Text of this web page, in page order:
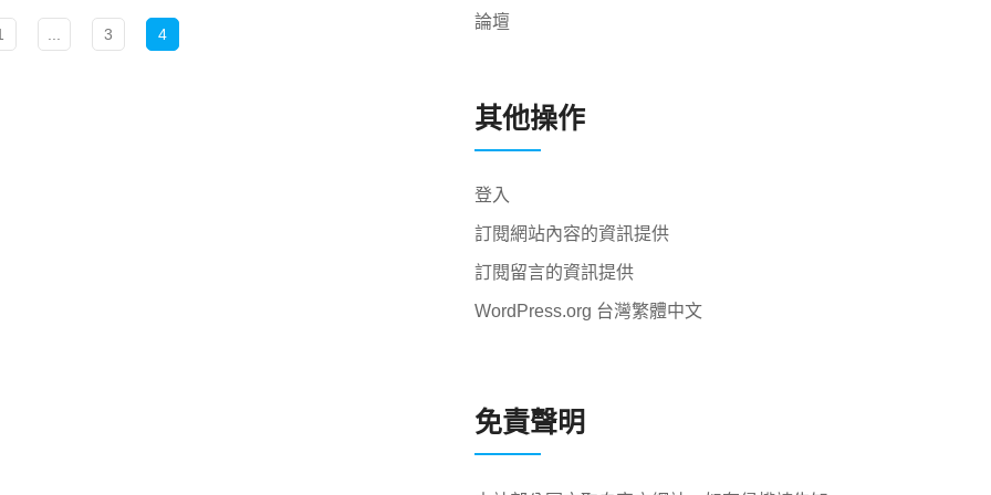
3 4
論壇
其他操作
登入
訂閱網站內容的資訊提供
訂閱留言的資訊提供
WordPress.org 台灣繁體中文
免責聲明